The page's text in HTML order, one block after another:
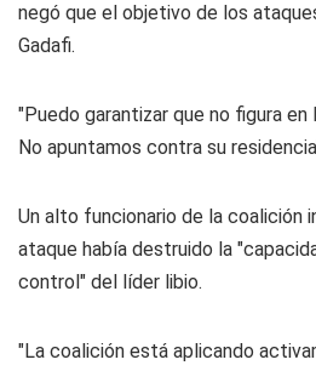
negó que el objetivo de los
Gadafi.
"Puedo garantizar que no figura
No apuntamos contra su
Un alto funcionario de la coalición
ataque había destruido la
control" del líder libio.
"La coalición está aplicando